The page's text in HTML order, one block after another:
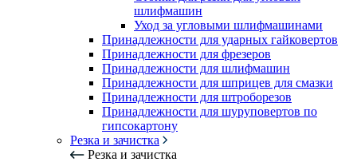
шлифмашин
Уход за угловыми шлифмашинами
Принадлежности для ударных гайковертов
Принадлежности для фрезеров
Принадлежности для шлифмашин
Принадлежности для шприцев для смазки
Принадлежности для штроборезов
Принадлежности для шуруповертов по
гипсокартону
Резка и зачистка
Резка и зачистка